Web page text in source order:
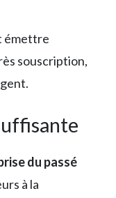
émettre
souscription,
du passé
à la